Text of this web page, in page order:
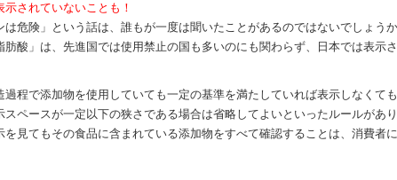
されていないことも！
は危険」という話は、誰もが一度は聞いたことがあるのではないでしょう
肪酸」は、先進国では使用禁止の国も多いのにも関わらず、日本では表示
過程で添加物を使用していても一定の基準を満たしていれば表示しなくて
スペースが一定以下の狭さである場合は省略してよいといったルールがあ
を見てもその食品に含まれている添加物をすべて確認することは、消費者